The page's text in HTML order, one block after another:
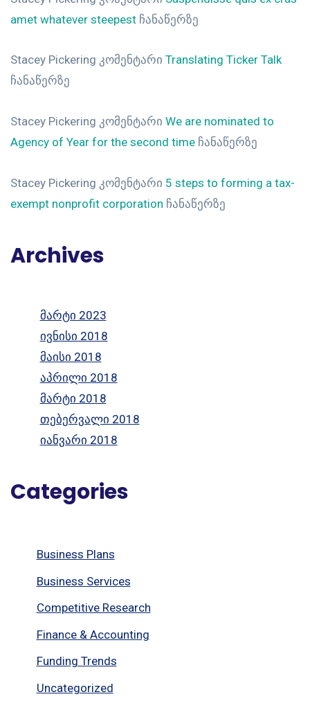
amet whatever steepest ჩანაწერზე
Stacey Pickering კომენტარი Translating Ticker Talk
ჩანაწერზე
Stacey Pickering კომენტარი We are nominated to
Agency of Year for the second time ჩანაწერზე
Stacey Pickering კომენტარი 5 steps to forming a tax-
exempt nonprofit corporation ჩანაწერზე
Archives
მარტი 2023
ივნისი 2018
მაისი 2018
აპრილი 2018
მარტი 2018
თებერვალი 2018
იანვარი 2018
Categories
Business Plans
Business Services
Competitive Research
Finance & Accounting
Funding Trends
Uncategorized